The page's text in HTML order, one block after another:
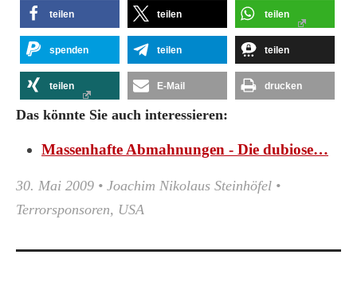
teilen teilen teilen
spenden teilen teilen
teilen E-Mail drucken
Das könnte Sie auch interessieren:
Massenhafte Abmahnungen - Die dubiose…
30. Mai 2009 • Joachim Nikolaus Steinhöfel •
Terrorsponsoren, USA